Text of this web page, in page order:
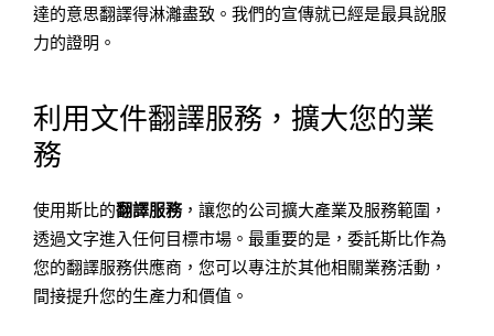
達的意思翻譯得淋灕盡致。我們的宣傳就已經是最具說服
力的證明。
利用文件翻譯服務，擴大您的業
務
使用斯比的翻譯服務，讓您的公司擴大產業及服務範圍，
透過文字進入任何目標市場。最重要的是，委託斯比作為
您的翻譯服務供應商，您可以專注於其他相關業務活動，
間接提升您的生產力和價值。